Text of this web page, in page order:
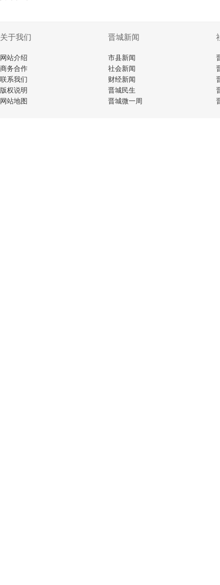
关于我们
网站介绍
商务合作
联系我们
版权说明
网站地图
晋城新闻
市县新闻
社会新闻
财经新闻
晋城民生
晋城微一周